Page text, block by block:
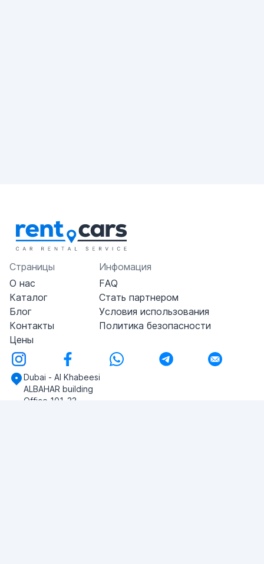
Страницы
О нас
Каталог
Блог
Контакты
Цены
Инфомация
FAQ
Стать партнером
Условия использования
Политика безопасности
Dubai - Al Khabeesi
ALBAHAR building
Office 101-33